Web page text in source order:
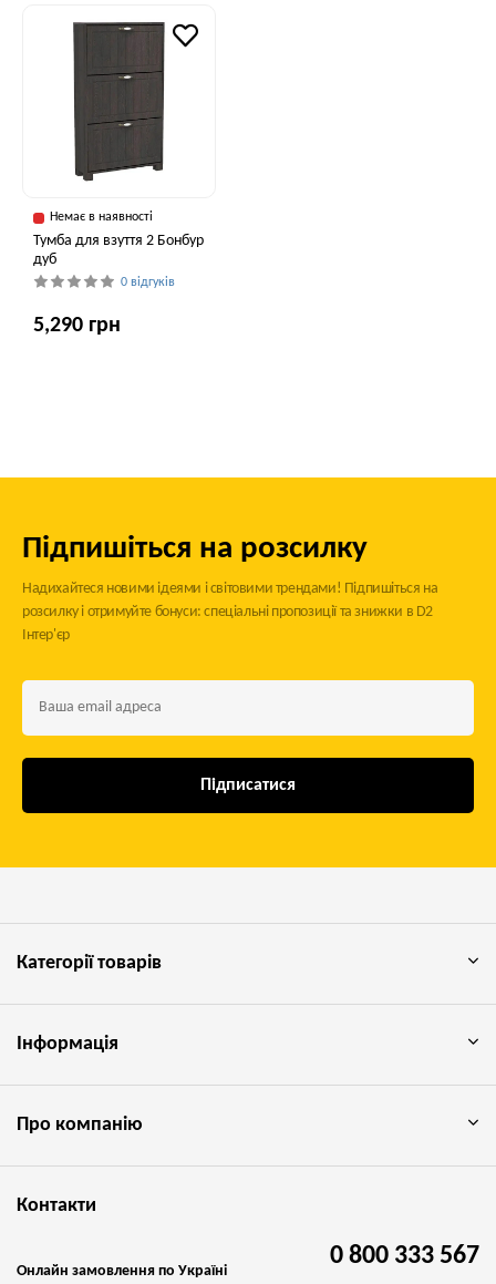
Немає в наявності
Тумба для взуття 2 Бонбур
дуб
0 відгуків
5,290 грн
Підпишіться на розсилку
Надихайтеся новими ідеями і світовими трендами! Підпишіться на
розсилку і отримуйте бонуси: спеціальні пропозиції та знижки в D2
Інтер'єр
Підписатися
Категорії товарів
Інформація
Про компанію
Контакти
Онлайн замовлення по Україні
0 800 333 567